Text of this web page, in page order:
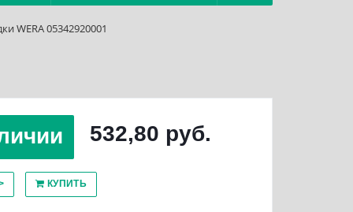
WERA 05342920001
532,80 руб.
КУПИТЬ